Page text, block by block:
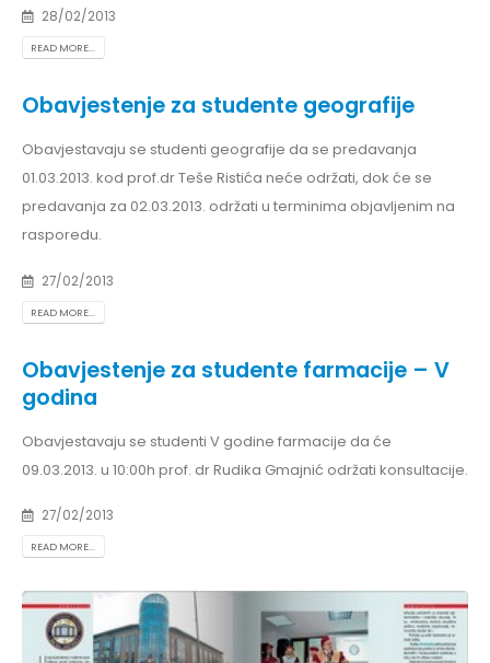
28/02/2013
READ MORE...
Obavjestenje za studente geografije
Obavjestavaju se studenti geografije da se predavanja
01.03.2013. kod prof.dr Teše Ristića neće održati, dok će se
predavanja za 02.03.2013. održati u terminima objavljenim na
rasporedu.
27/02/2013
READ MORE...
Obavjestenje za studente farmacije – V
godina
Obavjestavaju se studenti V godine farmacije da će
09.03.2013. u 10:00h prof. dr Rudika Gmajnić održati konsultacije.
27/02/2013
READ MORE...